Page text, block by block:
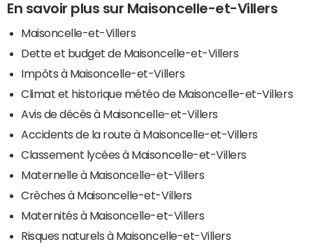
En savoir plus sur Maisoncelle-et-Villers
Maisoncelle-et-Villers
Dette et budget de Maisoncelle-et-Villers
Impôts à Maisoncelle-et-Villers
Climat et historique météo de Maisoncelle-et-Villers
Avis de décès à Maisoncelle-et-Villers
Accidents de la route à Maisoncelle-et-Villers
Classement lycées à Maisoncelle-et-Villers
Maternelle à Maisoncelle-et-Villers
Crèches à Maisoncelle-et-Villers
Maternités à Maisoncelle-et-Villers
Risques naturels à Maisoncelle-et-Villers